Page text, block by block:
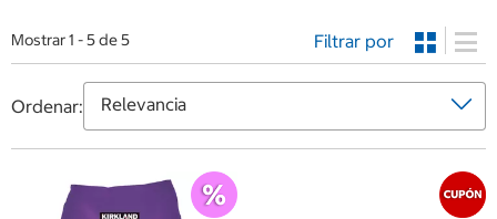
Mostrar 1 - 5 de 5 Filtrar por
Ordenar: